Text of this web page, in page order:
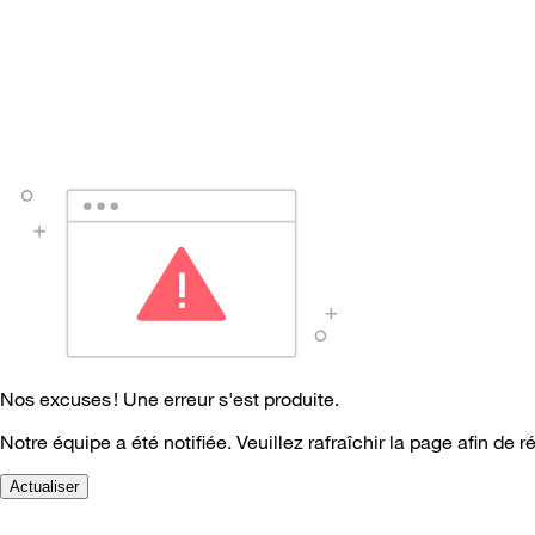
Nos excuses ! Une erreur s'est produite.
Notre équipe a été notifiée. Veuillez rafraîchir la page afin de
Actualiser